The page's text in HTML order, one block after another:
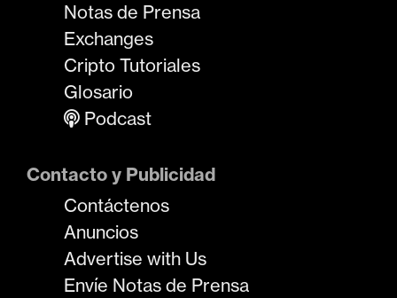
Notas de Prensa
Exchanges
Cripto Tutoriales
Glosario
Podcast
Contacto y Publicidad
Contáctenos
Anuncios
Advertise with Us
Envíe Notas de Prensa